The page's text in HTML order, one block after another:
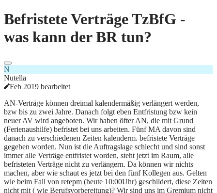
Befristete Verträge TzBfG -
was kann der BR tun?
N
Nutella
Feb 2019 bearbeitet
AN-Verträge können dreimal kalendermäßig verlängert werden,
bzw bis zu zwei Jahre. Danach folgt eben Entfristung bzw kein
neuer AV wird angeboten. Wir haben öfter AN, die mit Grund
(Ferienaushilfe) befristet bei uns arbeiten. Fünf MA davon sind
danach zu verschiedenen Zeiten kalenderm. befristete Verträge
gegeben worden. Nun ist die Auftragslage schlecht und sind sonst
immer alle Verträge entfristet worden, steht jetzt im Raum, alle
befristeten Verträge nicht zu verlängern. Da können wir nichts
machen, aber wie schaut es jetzt bei den fünf Kollegen aus. Gelten
wie beim Fall von retepm (heute 10:00Uhr) geschildert, diese Zeiten
nicht mit ( wie Berufsvorbereitung)? Wir sind uns im Gremium nicht